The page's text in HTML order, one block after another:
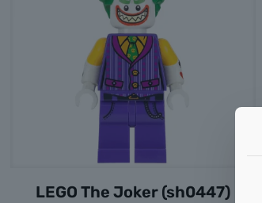
LEGO The Joker (sh0447)